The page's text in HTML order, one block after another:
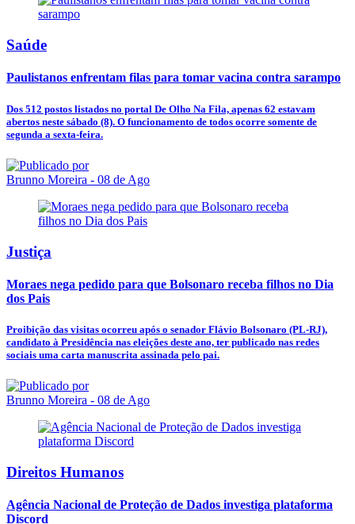
Saúde
Paulistanos enfrentam filas para tomar vacina contra sarampo
Dos 512 postos listados no portal De Olho Na Fila, apenas 62 estavam
abertos neste sábado (8). O funcionamento de todos ocorre somente de
segunda a sexta-feira.
Brunno Moreira - 08 de Ago
Justiça
Moraes nega pedido para que Bolsonaro receba filhos no Dia
dos Pais
Proibição das visitas ocorreu após o senador Flávio Bolsonaro (PL-RJ),
candidato à Presidência nas eleições deste ano, ter publicado nas redes
sociais uma carta manuscrita assinada pelo pai.
Brunno Moreira - 08 de Ago
Direitos Humanos
Agência Nacional de Proteção de Dados investiga plataforma
Discord